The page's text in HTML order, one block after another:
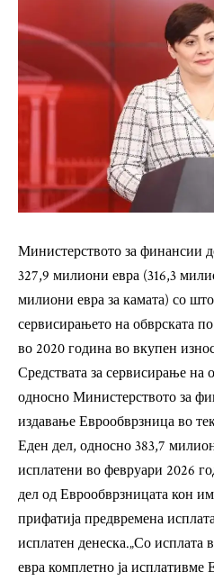
Министерството за финансии
327,9 милиони евра (316,3
милиони евра за камата) со
сервисирањето на обврската
во 2020 година во вкупен
Средствата за сервисирање на
односно Министерството за
издавање Еврообврзница во
Еден дел, односно 383,7
исплатени во февруари 2026
дел од Еврообврзницата кон
прифатија предвремена
исплатен денеска.„Со
евра комплетно ја исплативме